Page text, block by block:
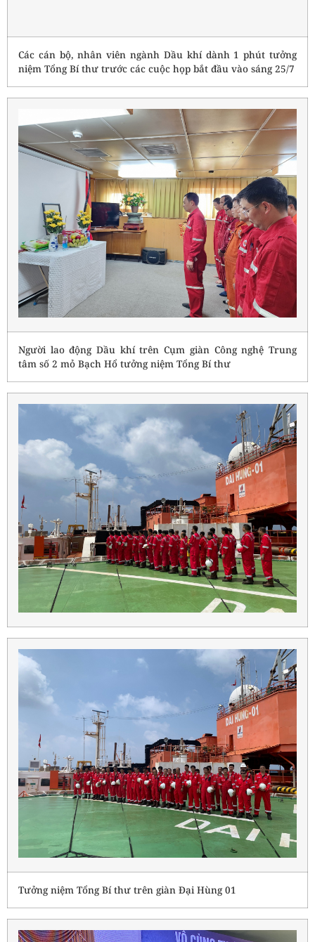
Các cán bộ, nhân viên ngành Dầu khí dành 1 phút tưởng
niệm Tổng Bí thư trước các cuộc họp bắt đầu vào sáng 25/7
Người lao động Dầu khí trên Cụm giàn Công nghệ Trung
tâm số 2 mỏ Bạch Hổ tưởng niệm Tổng Bí thư
Tưởng niệm Tổng Bí thư trên giàn Đại Hùng 01